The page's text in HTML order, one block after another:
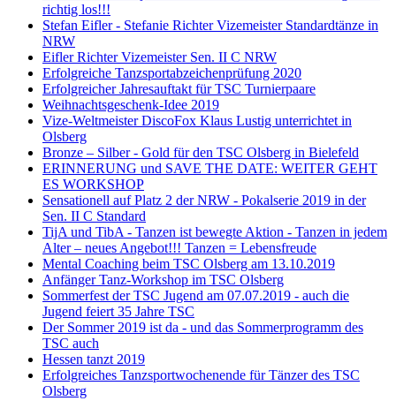
richtig los!!!
Stefan Eifler - Stefanie Richter Vizemeister Standardtänze in
NRW
Eifler Richter Vizemeister Sen. II C NRW
Erfolgreiche Tanzsportabzeichenprüfung 2020
Erfolgreicher Jahresauftakt für TSC Turnierpaare
Weihnachtsgeschenk-Idee 2019
Vize-Weltmeister DiscoFox Klaus Lustig unterrichtet in
Olsberg
Bronze – Silber - Gold für den TSC Olsberg in Bielefeld
ERINNERUNG und SAVE THE DATE: WEITER GEHT
ES WORKSHOP
Sensationell auf Platz 2 der NRW - Pokalserie 2019 in der
Sen. II C Standard
TijA und TibA - Tanzen ist bewegte Aktion - Tanzen in jedem
Alter – neues Angebot!!! Tanzen = Lebensfreude
Mental Coaching beim TSC Olsberg am 13.10.2019
Anfänger Tanz-Workshop im TSC Olsberg
Sommerfest der TSC Jugend am 07.07.2019 - auch die
Jugend feiert 35 Jahre TSC
Der Sommer 2019 ist da - und das Sommerprogramm des
TSC auch
Hessen tanzt 2019
Erfolgreiches Tanzsportwochenende für Tänzer des TSC
Olsberg